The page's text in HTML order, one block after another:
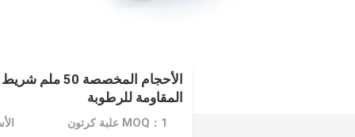
الأحجام المخصصة
المقاومة للرطوبة
MOQ：1 علبة كرتون